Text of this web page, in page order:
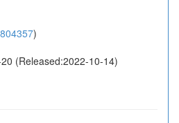
)
(Released:2022-10-14)